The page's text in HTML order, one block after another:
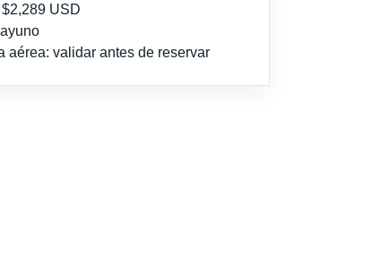
USD
aérea: validar antes de reservar